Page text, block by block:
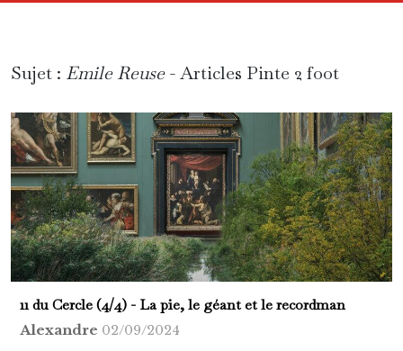
Sujet : Emile Reuse- Articles Pinte 2 foot
11 du Cercle (4/4) - La pie, le géant et le recordman
Alexandre 02/09/2024